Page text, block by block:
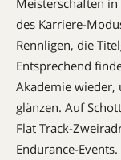
Meisterschaften in
des Karriere-
Rennligen, die
Entsprechend
Akademie wieder,
glänzen. Auf
Flat Track-
Endurance-